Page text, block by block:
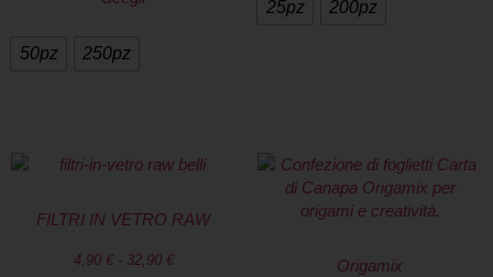
50pz 250pz
25pz 200pz
FILTRI IN VETRO RAW
4,90 € - 32,90 € Origamix